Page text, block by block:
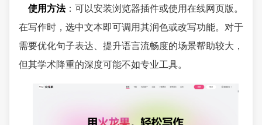
使用方法：可以安装浏览器插件或使用在线网页版。
在写作时，选中文本即可调用其润色或改写功能。对于
需要优化句子表达、提升语言流畅度的场景帮助较大，
但其学术降重的深度可能不如专业工具。